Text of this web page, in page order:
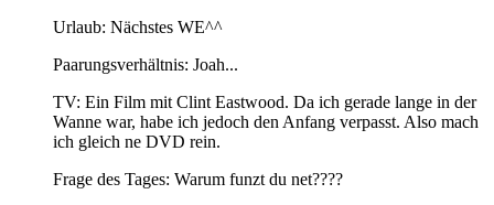
Urlaub: Nächstes WE^^
Paarungsverhältnis: Joah...
TV: Ein Film mit Clint Eastwood. Da ich gerade lange in der
Wanne war, habe ich jedoch den Anfang verpasst. Also mach
ich gleich ne DVD rein.
Frage des Tages: Warum funzt du net????